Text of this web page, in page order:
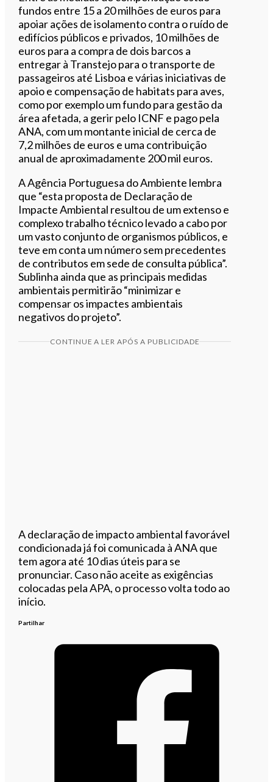
fundos entre 15 a 20 milhões de euros para
apoiar ações de isolamento contra o ruído de
edifícios públicos e privados, 10 milhões de
euros para a compra de dois barcos a
entregar à Transtejo para o transporte de
passageiros até Lisboa e várias iniciativas de
apoio e compensação de habitats para aves,
como por exemplo um fundo para gestão da
área afetada, a gerir pelo ICNF e pago pela
ANA, com um montante inicial de cerca de
7,2 milhões de euros e uma contribuição
anual de aproximadamente 200 mil euros.
A Agência Portuguesa do Ambiente lembra
que “esta proposta de Declaração de
Impacte Ambiental resultou de um extenso e
complexo trabalho técnico levado a cabo por
um vasto conjunto de organismos públicos, e
teve em conta um número sem precedentes
de contributos em sede de consulta pública”.
Sublinha ainda que as principais medidas
ambientais permitirão “minimizar e
compensar os impactes ambientais
negativos do projeto”.
CONTINUE A LER APÓS A PUBLICIDADE
A declaração de impacto ambiental favorável
condicionada já foi comunicada à ANA que
tem agora até 10 dias úteis para se
pronunciar. Caso não aceite as exigências
colocadas pela APA, o processo volta todo ao
início.
Partilhar